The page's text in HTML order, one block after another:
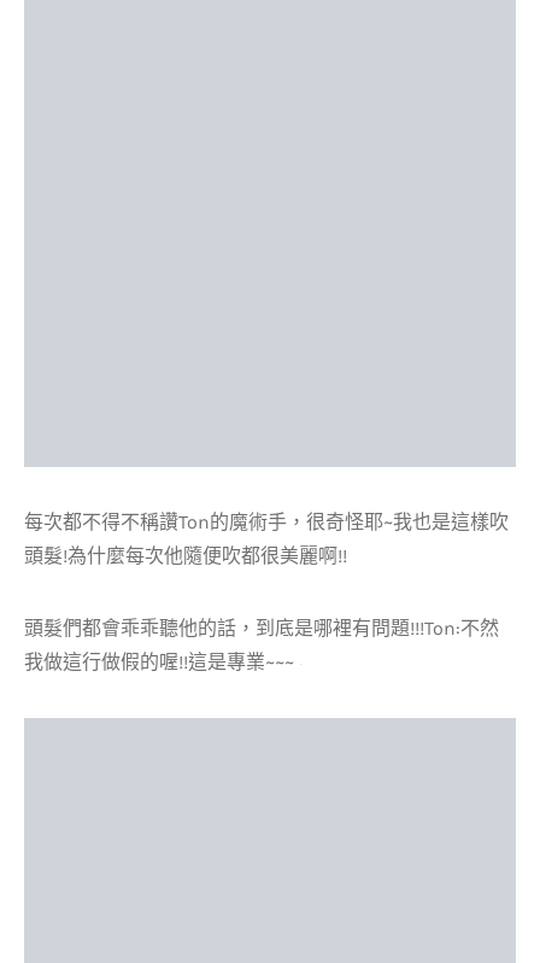
每次都不得不稱讚Ton的魔術手，很奇怪耶~我也是這樣吹
頭髮!為什麼每次他隨便吹都很美麗啊!!
頭髮們都會乖乖聽他的話，到底是哪裡有問題!!!Ton:不然
我做這行做假的喔!!這是專業~~~